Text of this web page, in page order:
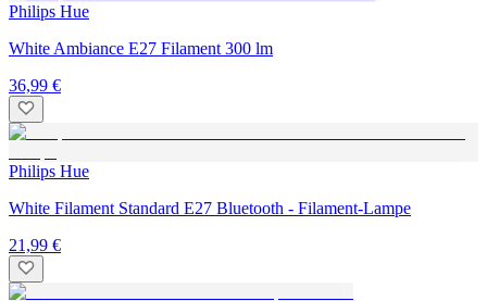
Philips Hue
White Ambiance E27 Filament 300 lm
36,99 €
Philips Hue
White Filament Standard E27 Bluetooth - Filament-Lampe
21,99 €